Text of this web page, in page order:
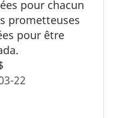
pour chacun
prometteuses
pour être
22